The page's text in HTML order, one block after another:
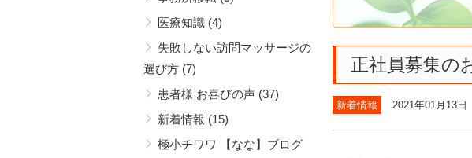
正社員募集の
新着情報 2021年01月13日
医療知識 (4)
失敗しない訪問マッサージの
選び方 (7)
患者様 お喜びの声 (37)
新着情報 (15)
極小チワワ 【なな】ブログ